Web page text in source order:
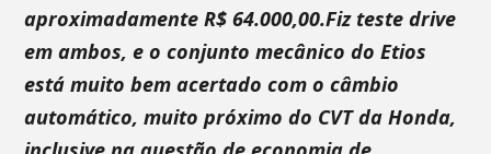
aproximadamente R$ 64.000,00.Fiz teste drive
em ambos, e o conjunto mecânico do Etios
está muito bem acertado com o câmbio
automático, muito próximo do CVT da Honda,